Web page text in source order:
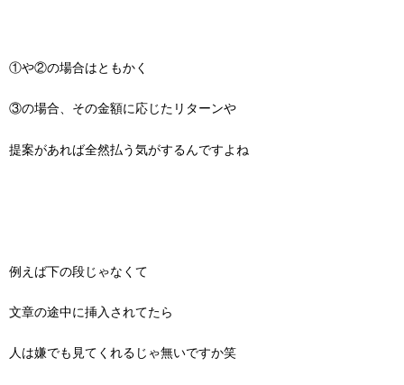
①や②の場合はともかく
③の場合、その金額に応じたリターンや
提案があれば全然払う気がするんですよね
例えば下の段じゃなくて
文章の途中に挿入されてたら
人は嫌でも見てくれるじゃ無いですか笑